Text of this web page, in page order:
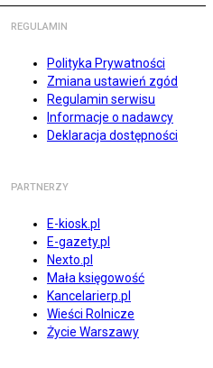
REGULAMIN
Polityka Prywatności
Zmiana ustawień zgód
Regulamin serwisu
Informacje o nadawcy
Deklaracja dostępności
PARTNERZY
E-kiosk.pl
E-gazety.pl
Nexto.pl
Mała księgowość
Kancelarierp.pl
Wieści Rolnicze
Życie Warszawy